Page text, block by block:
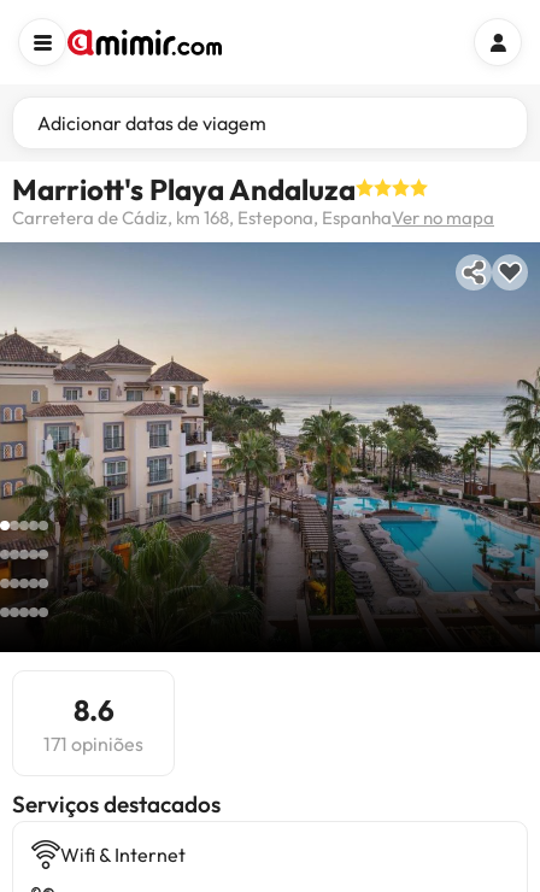
Adicionar datas de viagem
Marriott's Playa Andaluza
Carretera de Cádiz, km 168, Estepona, EspanhaVer no mapa
8.6
171 opiniões
Serviços destacados
Wifi & Internet